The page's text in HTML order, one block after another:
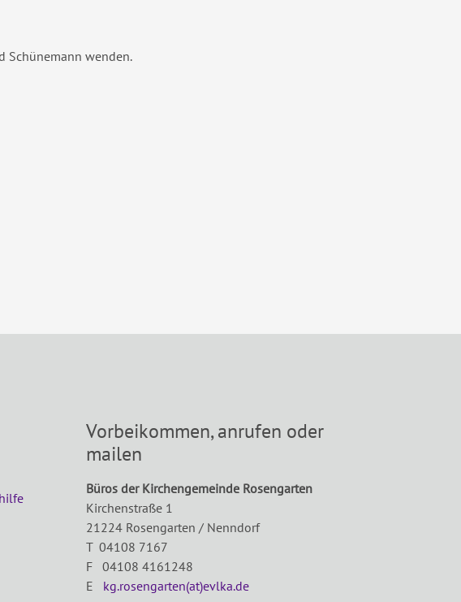
Schünemann wenden.
Vorbeikommen, anrufen oder
mailen
Büros der Kirchengemeinde Rosengarten
Kirchenstraße 1
21224 Rosengarten / Nenndorf
T 04108 7167
F 04108 4161248
E kg.rosengarten(at)evlka.de